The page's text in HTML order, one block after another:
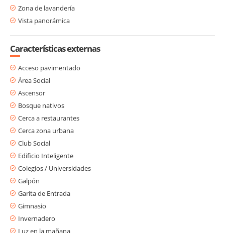
Zona de lavandería
Vista panorámica
Características externas
Acceso pavimentado
Área Social
Ascensor
Bosque nativos
Cerca a restaurantes
Cerca zona urbana
Club Social
Edificio Inteligente
Colegios / Universidades
Galpón
Garita de Entrada
Gimnasio
Invernadero
Luz en la mañana